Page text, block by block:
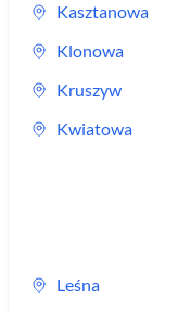
Kasztanowa
Klonowa
Kruszyw
Kwiatowa
Leśna